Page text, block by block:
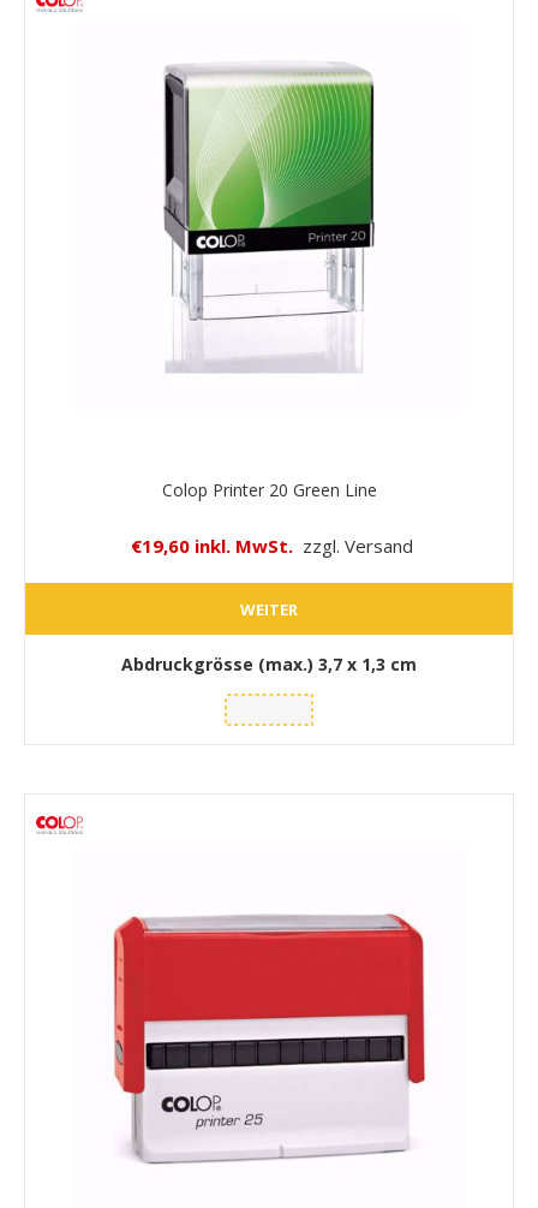
Colop Printer 20 Green Line
€19,60 inkl. MwSt. zzgl. Versand
WEITER
Abdruckgrösse (max.) 3,7 x 1,3 cm